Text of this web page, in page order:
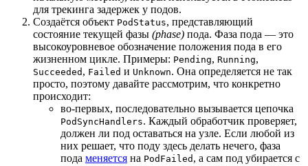
для трекинга задержек у подов.
Создаётся объект PodStatus, представляющий
состояние текущей фазы (phase) пода. Фаза пода — это
высокоуровневое обозначение положения пода в его
жизненном цикле. Примеры: Pending, Running,
Succeeded , Failed и Unknown. Она определяется не так
просто, поэтому давайте рассмотрим, что конкретно
происходит:
во-первых, последовательно вызывается цепочка
PodSyncHandlers. Каждый обработчик проверяет,
должен ли под оставаться на узле. Если любой из
них решает, что поду здесь делать нечего, фаза
пода меняется на PodFailed , а сам под убирается с